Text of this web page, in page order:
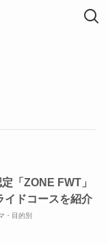
「ZONE FWT」
イドコースを紹介
・目的別